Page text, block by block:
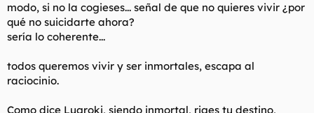
modo, si no la cogieses... señal de que no quieres vivir ¿por
qué no suicidarte ahora?
sería lo coherente...
todos queremos vivir y ser inmortales, escapa al
raciocinio.
Como dice Lugroki, siendo inmortal, riges tu destino,